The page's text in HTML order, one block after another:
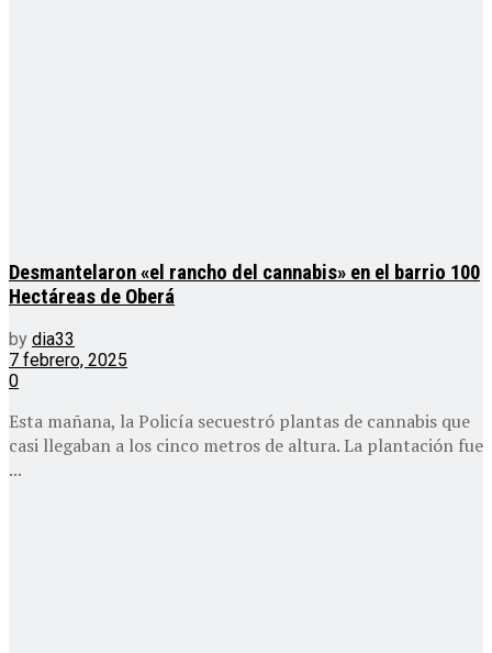
Desmantelaron «el rancho del cannabis» en el barrio 100
Hectáreas de Oberá
by dia33
7 febrero, 2025
0
Esta mañana, la Policía secuestró plantas de cannabis que
casi llegaban a los cinco metros de altura. La plantación fue
...